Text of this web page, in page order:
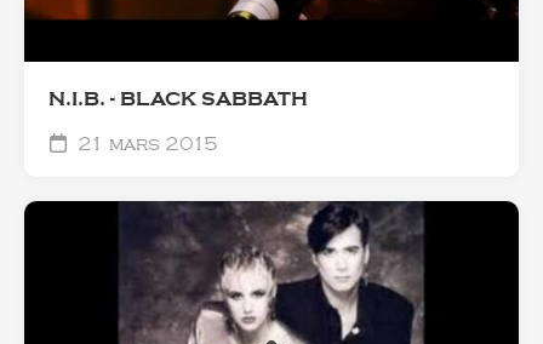
N.I.B. - BLACK SABBATH
21 mars 2015